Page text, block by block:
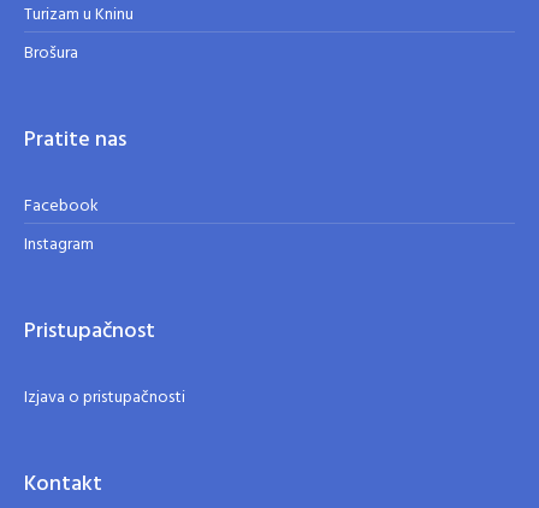
Turizam u Kninu
Brošura
Pratite nas
Facebook
Instagram
Pristupačnost
Izjava o pristupačnosti
Kontakt